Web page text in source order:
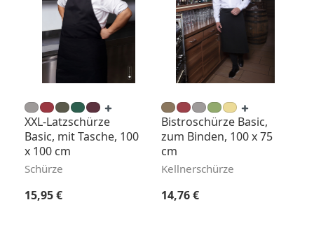
XXL-Latzschürze
Basic, mit Tasche, 100
x 100 cm
Schürze
Regulärer Preis:
15,95 €
Bistroschürze Basic,
zum Binden, 100 x 75
cm
Kellnerschürze
Regulärer Preis:
14,76 €